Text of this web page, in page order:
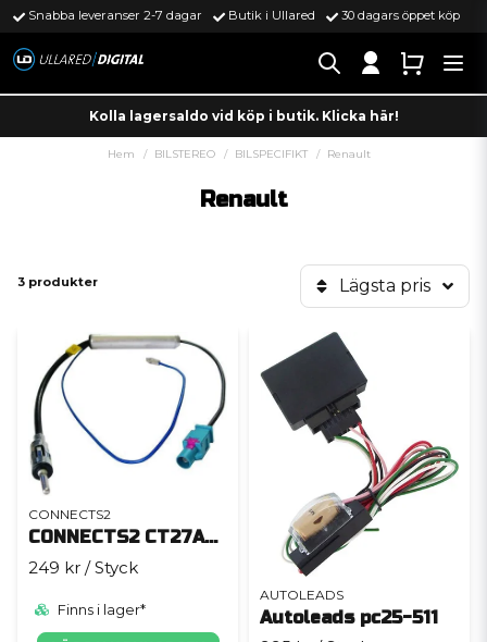
Snabba leveranser 2-7 dagar Butik i Ullared 30 dagars öppet köp
Kolla lagersaldo vid köp i butik. Klicka här!
Hem BILSTEREO BILSPECIFIKT Renault
Renault
3 produkter Lägsta pris
CONNECTS2
CONNECTS2 CT27AA14
249 kr / Styck
Finns i lager*
AUTOLEADS
Autoleads pc25-511